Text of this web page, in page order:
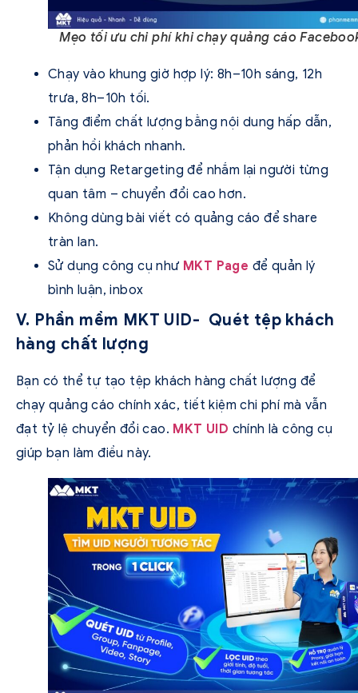
Mẹo tối ưu chi phí khi chạy quảng cáo
Chạy vào khung giờ hợp lý: 8h–10h sáng, 12h
trưa, 8h–10h tối.
Tăng điểm chất lượng bằng nội dung hấp dẫn,
phản hồi khách nhanh.
Tận dụng Retargeting để nhắm lại người từng
quan tâm – chuyển đổi cao hơn.
Không dùng bài viết có quảng cáo để share
tràn lan.
Sử dụng công cụ như MKT Page để quản lý
bình luận, inbox
V. Phần mềm MKT UID- Quét tệp khách
hàng chất lượng
Bạn có thể tự tạo tệp khách hàng chất lượng để
chạy quảng cáo chính xác, tiết kiệm chi phí mà vẫn
đạt tỷ lệ chuyển đổi cao. MKT UID chính là công cụ
giúp bạn làm điều này.